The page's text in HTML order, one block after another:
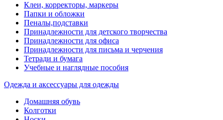
Клеи, корректоры, маркеры
Папки и обложки
Пеналы,подставки
Принадлежности для детского творчества
Принадлежности для офиса
Принадлежности для письма и черчения
Тетради и бумага
Учебные и наглядные пособия
Одежда и аксессуары для одежды
Домашняя обувь
Колготки